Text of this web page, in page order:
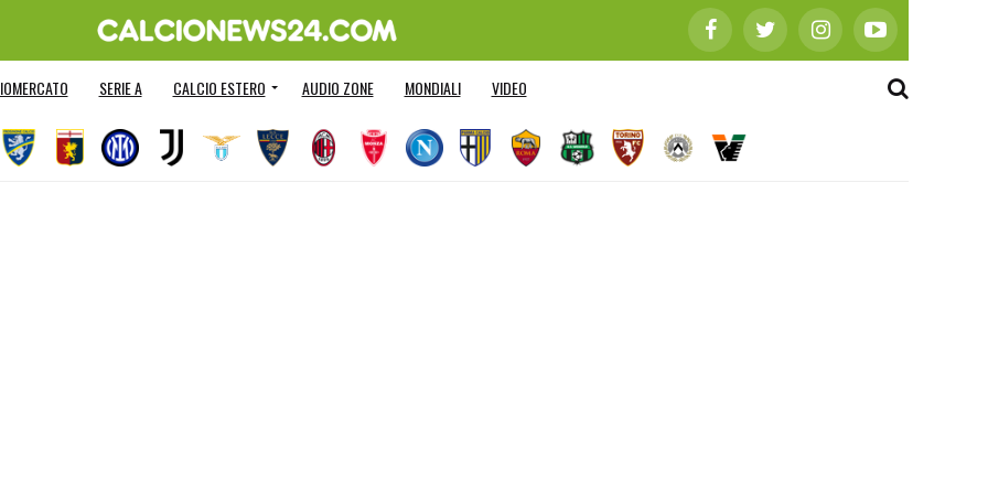
SERIE A CALCIO ESTERO AUDIO ZONE MONDIALI VIDEO